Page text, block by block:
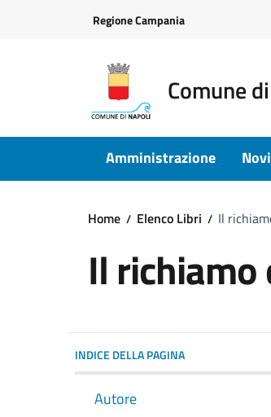
Regione Campania
Comune
Amministrazione
Home Elenco Libri Il
Il
INDICE DELLA PAGINA
Autore